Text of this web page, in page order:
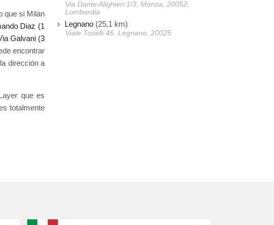
que si Milán
Diaz (1
Galvani (3
encontrar
dirección a
que es
totalmente
Via Dante Alighieri 1/3, Monza, 20052,
Lombardia
Legnano (25,1 km)
Viale Toselli 46, Legnano, 20025